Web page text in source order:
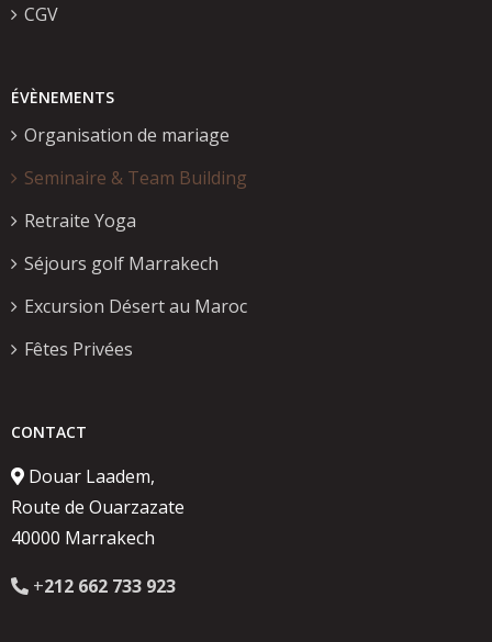
CGV
ÉVÈNEMENTS
Organisation de mariage
Seminaire & Team Building
Retraite Yoga
Séjours golf Marrakech
Excursion Désert au Maroc
Fêtes Privées
CONTACT
Douar Laadem,
Route de Ouarzazate
40000 Marrakech
+212 662 733 923